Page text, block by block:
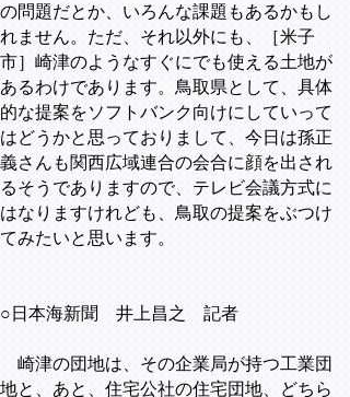
の問題だとか、いろんな課題もあるかもし
れません。ただ、それ以外にも、［米子
市］崎津のようなすぐにでも使える土地が
あるわけであります。鳥取県として、具体
的な提案をソフトバンク向けにしていって
はどうかと思っておりまして、今日は孫正
義さんも関西広域連合の会合に顔を出され
るそうでありますので、テレビ会議方式に
はなりますけれども、鳥取の提案をぶつけ
てみたいと思います。
○日本海新聞 井上昌之 記者
崎津の団地は、その企業局が持つ工業団
地と、あと、住宅公社の住宅団地、どちら